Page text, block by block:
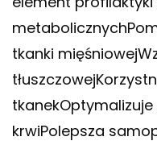
tkanki
krwiPolepsza